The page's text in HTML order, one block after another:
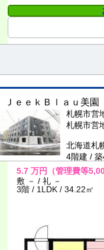
ＪｅｅｋＢｌａｕ美園
札幌市営
札幌市営
北海道札
4階建 /
5.7 万円
（管理費等
敷 － / 礼 －
3階 / 1LDK / 34.22㎡